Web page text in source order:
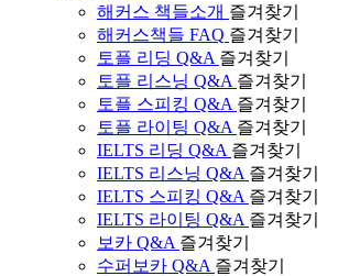
해커스 책들소개 즐겨찾기
해커스책들 FAQ 즐겨찾기
토플 리딩 Q&A 즐겨찾기
토플 리스닝 Q&A 즐겨찾기
토플 스피킹 Q&A 즐겨찾기
토플 라이팅 Q&A 즐겨찾기
IELTS 리딩 Q&A 즐겨찾기
IELTS 리스닝 Q&A 즐겨찾기
IELTS 스피킹 Q&A 즐겨찾기
IELTS 라이팅 Q&A 즐겨찾기
보카 Q&A 즐겨찾기
수퍼보카 Q&A 즐겨찾기